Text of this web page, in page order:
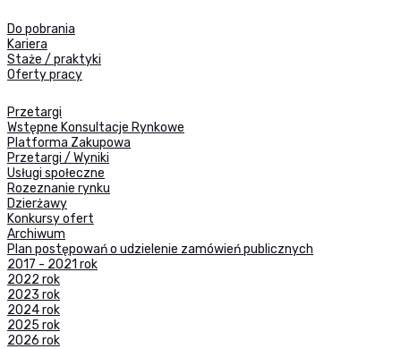
Do pobrania
Kariera
Staże / praktyki
Oferty pracy
Przetargi
Wstępne Konsultacje Rynkowe
Platforma Zakupowa
Przetargi / Wyniki
Usługi społeczne
Rozeznanie rynku
Dzierżawy
Konkursy ofert
Archiwum
Plan postępowań o udzielenie zamówień publicznych
2017 - 2021 rok
2022 rok
2023 rok
2024 rok
2025 rok
2026 rok